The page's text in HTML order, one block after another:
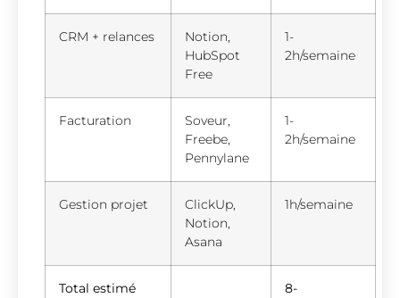
CRM + relances
Notion,
HubSpot
Free
1-
2h/semaine
Facturation
Soveur,
Freebe,
Pennylane
1-
2h/semaine
Gestion projet
ClickUp,
Notion,
Asana
1h/semaine
Total estimé
8-